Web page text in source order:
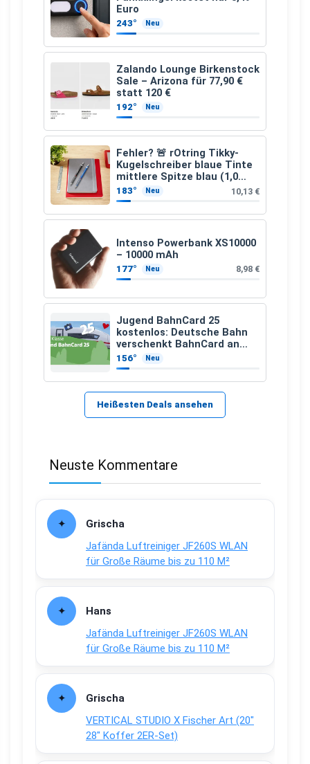
Euro
243° Neu
Zalando Lounge Birkenstock
Sale – Arizona für 77,90 €
statt 120 €
192° Neu
Fehler? 🚨 rOtring Tikky-
Kugelschreiber blaue Tinte
mittlere Spitze blau (1,0
mm – 12 Stück)
183° Neu 10,13 €
Intenso Powerbank XS10000
– 10000 mAh
177° Neu 8,98 €
Jugend BahnCard 25
kostenlos: Deutsche Bahn
verschenkt BahnCard an
Kinder und Jugendliche
156° Neu
Heißesten Deals ansehen
Neuste Kommentare
Grischa
Jafända Luftreiniger JF260S WLAN
für Große Räume bis zu 110 M²
Hans
Jafända Luftreiniger JF260S WLAN
für Große Räume bis zu 110 M²
Grischa
VERTICAL STUDIO X Fischer Art (20″
28″ Koffer 2ER-Set)